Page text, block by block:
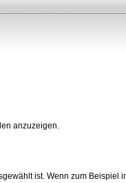
anzuzeigen.
ist. Wenn zum Beispiel